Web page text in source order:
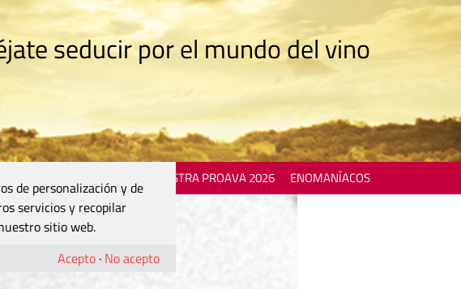
seducir por el mundo del vino
MOSTRA PROAVA 2026 ENOMANÍACOS
de personalización y de
servicios y recopilar
sitio web.
Acepto · No acepto